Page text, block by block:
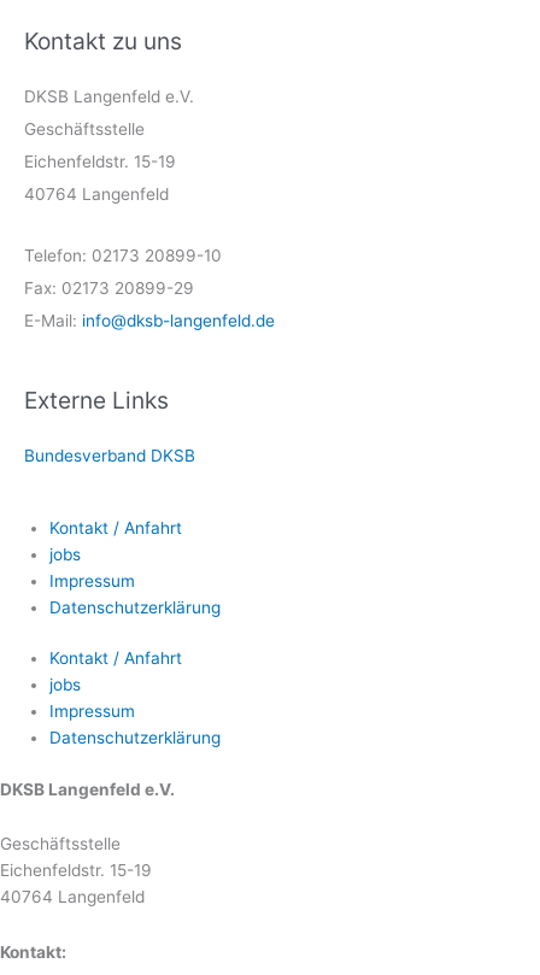
Kontakt zu uns
DKSB Langenfeld e.V.
Geschäftsstelle
Eichenfeldstr. 15-19
40764 Langenfeld
Telefon: 02173 20899-10
Fax: 02173 20899-29
E-Mail: info@dksb-langenfeld.de
Externe Links
Bundesverband DKSB
Kontakt / Anfahrt
jobs
Impressum
Datenschutzerklärung
Kontakt / Anfahrt
jobs
Impressum
Datenschutzerklärung
DKSB Langenfeld e.V.
Geschäftsstelle
Eichenfeldstr. 15-19
40764 Langenfeld
Kontakt: